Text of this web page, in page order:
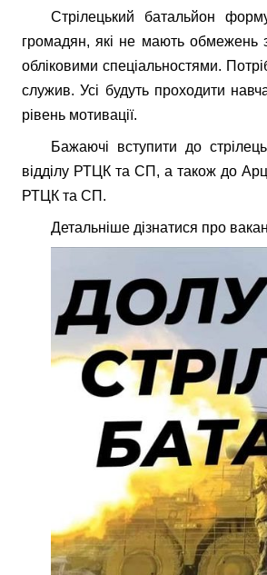
Стрілецький батальйон
громадян, які не мають обмежень
обліковими спеціальностями.
служив. Усі будуть проходити
рівень мотивації.
Бажаючі вступити до
відділу РТЦК та СП, а також до
РТЦК та СП.
Детальніше дізнатися про